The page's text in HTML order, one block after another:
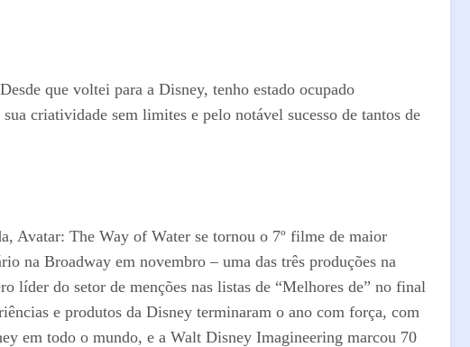
que voltei para a Disney, tenho estado ocupado
criatividade sem limites e pelo notável sucesso de tantos de
Avatar: The Way of Water se tornou o 7º filme de maior
na Broadway em novembro – uma das três produções na
líder do setor de menções nas listas de “Melhores de” no final
e produtos da Disney terminaram o ano com força, com
em todo o mundo, e a Walt Disney Imagineering marcou 70